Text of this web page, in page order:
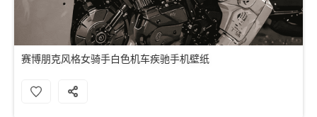
赛博朋克风格女骑手白色机车疾驰手机壁纸